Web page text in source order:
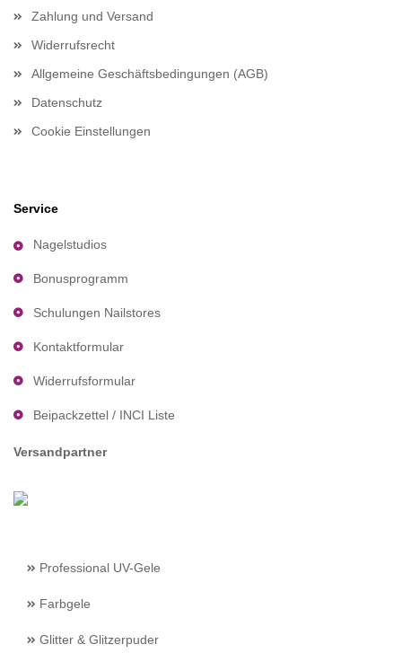
Zahlung und Versand
Widerrufsrecht
Allgemeine Geschäftsbedingungen (AGB)
Datenschutz
Cookie Einstellungen
Service
Nagelstudios
Bonusprogramm
Schulungen Nailstores
Kontaktformular
Widerrufsformular
Beipackzettel / INCI Liste
Versandpartner
Professional UV-Gele
Farbgele
Glitter & Glitzerpuder